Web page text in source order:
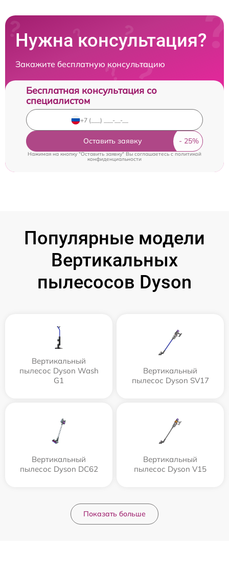
Нужна консультация?
Закажите бесплатную консультацию
Бесплатная консультация со
специалистом
Оставить заявку
Нажимая на кнопку "Оставить заявку" Вы соглашаетесь cполитикой
конфиденциальности
Популярные модели
Вертикальных
пылесосов Dyson
Вертикальный
пылесос Dyson Wash
G1
Вертикальный
пылесос Dyson SV17
Вертикальный
пылесос Dyson DC62
Вертикальный
пылесос Dyson V15
Показать больше